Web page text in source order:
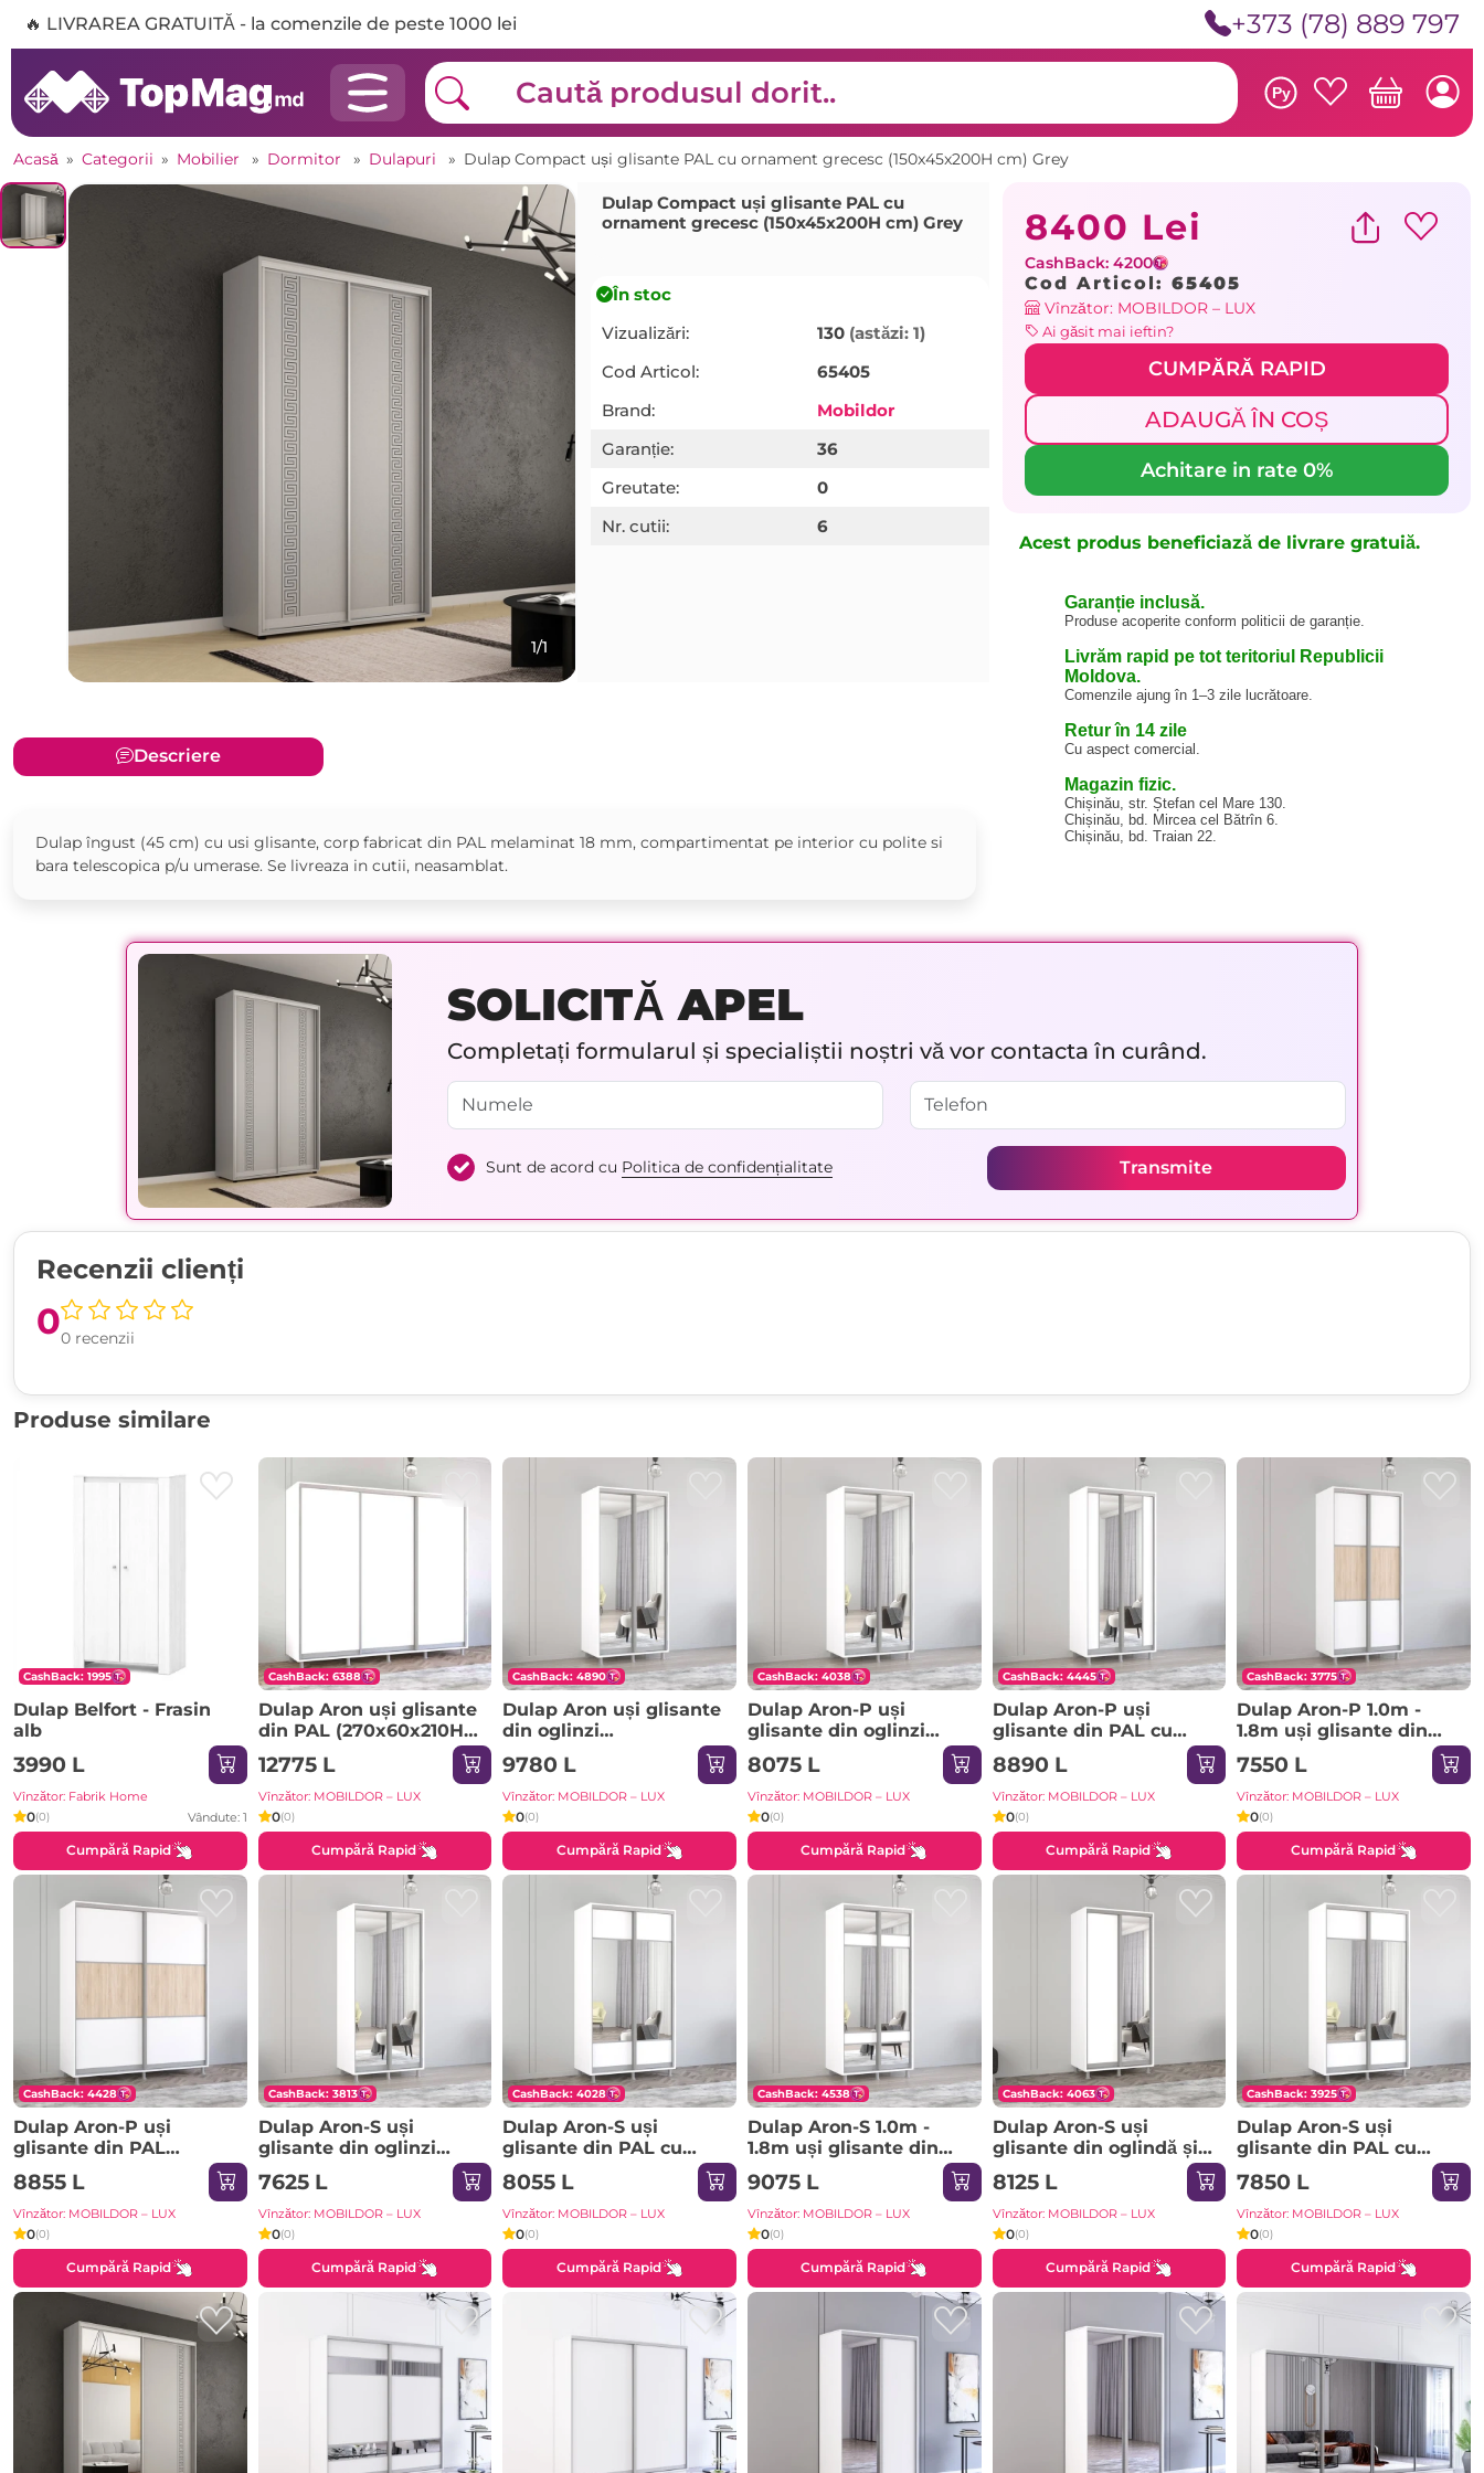
🔥 LIVRAREA GRATUITĂ - la comenzile de peste 1000 lei +373 (78) 889 797
Ру
Acasă » Categorii » Mobilier » Dormitor » Dulapuri » Dulap Compact uși glisante PAL cu ornament grecesc (150x45x200H cm) Grey
1/1
Dulap Compact uși glisante PAL cu
ornament grecesc (150x45x200H cm) Grey
În stoc
Vizualizări:
130 (astăzi: 1)
Cod Articol:
65405
Brand:
Mobildor
Garanție:
36
Greutate:
0
Nr. cutii:
6
Descriere
Dulap îngust (45 cm) cu usi glisante, corp fabricat din PAL melaminat 18 mm, compartimentat pe interior cu polite si
bara telescopica p/u umerase. Se livreaza in cutii, neasamblat.
8400 Lei
CashBack: 4200
Cod Articol: 65405
Vînzător: MOBILDOR – LUX
Ai găsit mai ieftin?
CUMPĂRĂ RAPID
ADAUGĂ ÎN COȘ
Achitare in rate 0%
Acest produs beneficiază de livrare gratuiă.
Garanție inclusă.
Produse acoperite conform politicii de garanție.
Livrăm rapid pe tot teritoriul Republicii
Moldova.
Comenzile ajung în 1–3 zile lucrătoare.
Retur în 14 zile
Cu aspect comercial.
Magazin fizic.
Chișinău, str. Ștefan cel Mare 130.
Chișinău, bd. Mircea cel Bătrîn 6.
Chișinău, bd. Traian 22.
SOLICITĂ APEL
Completați formularul și specialiștii noștri vă vor contacta în curând.
Sunt de acord cu Politica de confidențialitate Transmite
Recenzii clienți
00 recenzii
Produse similare
CashBack: 1995
Dulap Belfort - Frasin
alb
3990 L
Vînzător: Fabrik Home
0(0) Vândute: 1
Cumpără Rapid
CashBack: 6388
Dulap Aron uși glisante
din PAL (270x60x210H
cm) Sonoma
12775 L
Vînzător: MOBILDOR – LUX
0(0)
Cumpără Rapid
CashBack: 4890
Dulap Aron uși glisante
din oglinzi
(170x60x240H cm) Alb
brilliant
9780 L
Vînzător: MOBILDOR – LUX
0(0)
Cumpără Rapid
CashBack: 4038
Dulap Aron-P uși
glisante din oglinzi
(130x60x230H cm)
Sonoma
8075 L
Vînzător: MOBILDOR – LUX
0(0)
Cumpără Rapid
CashBack: 4445
Dulap Aron-P uși
glisante din PAL cu
oglindă vertical
(180x60x210H cm)
Sonoma
8890 L
Vînzător: MOBILDOR – LUX
0(0)
Cumpără Rapid
CashBack: 3775
Dulap Aron-P 1.0m -
1.8m uși glisante din
PAL orizontal
(130x60x200H cm)
Sonoma
7550 L
Vînzător: MOBILDOR – LUX
0(0)
Cumpără Rapid
CashBack: 4428
Dulap Aron-P uși
glisante din PAL
orizontal (190x60x200H
cm) Sonoma
8855 L
Vînzător: MOBILDOR – LUX
0(0)
Cumpără Rapid
CashBack: 3813
Dulap Aron-S uși
glisante din oglinzi
(100x60x240H cm)
Sonoma
7625 L
Vînzător: MOBILDOR – LUX
0(0)
Cumpără Rapid
CashBack: 4028
Dulap Aron-S uși
glisante din PAL cu
oglindă orizontal
(110x60x240H cm)
Sonoma
8055 L
Vînzător: MOBILDOR – LUX
0(0)
Cumpără Rapid
CashBack: 4538
Dulap Aron-S 1.0m -
1.8m uși glisante din
PAL cu oglindă zebra
(160x60x220H cm)
Sonoma
9075 L
Vînzător: MOBILDOR – LUX
0(0)
Cumpără Rapid
CashBack: 4063
Dulap Aron-S uși
glisante din oglindă și
PAL (130x60x210H cm)
Sonoma
8125 L
Vînzător: MOBILDOR – LUX
0(0)
Cumpără Rapid
CashBack: 3925
Dulap Aron-S uși
glisante din PAL cu
oglindă (K1) orizontal
(100x60x240H cm)
Sonoma
7850 L
Vînzător: MOBILDOR – LUX
0(0)
Cumpără Rapid